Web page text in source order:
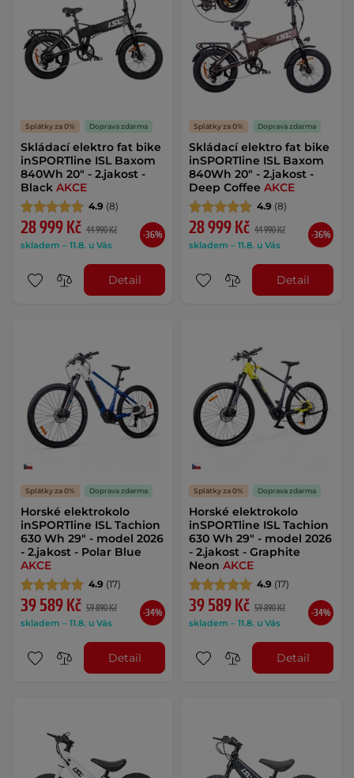
Splátky za 0% Doprava zdarma
Skládací elektro fat bike
inSPORTline ISL Baxom
840Wh 20" - 2.jakost -
Black AKCE
4.9 (8)
28 999 Kč 44 990 Kč
skladem – 11.8. u Vás
-36%
Detail
Splátky za 0% Doprava zdarma
Skládací elektro fat bike
inSPORTline ISL Baxom
840Wh 20" - 2.jakost -
Deep Coffee AKCE
4.9 (8)
28 999 Kč 44 990 Kč
skladem – 11.8. u Vás
-36%
Detail
Splátky za 0% Doprava zdarma
Horské elektrokolo
inSPORTline ISL Tachion
630 Wh 29" - model 2026
- 2.jakost - Polar Blue
AKCE
4.9 (17)
39 589 Kč 59 890 Kč
skladem – 11.8. u Vás
-34%
Detail
Splátky za 0% Doprava zdarma
Horské elektrokolo
inSPORTline ISL Tachion
630 Wh 29" - model 2026
- 2.jakost - Graphite
Neon AKCE
4.9 (17)
39 589 Kč 59 890 Kč
skladem – 11.8. u Vás
-34%
Detail